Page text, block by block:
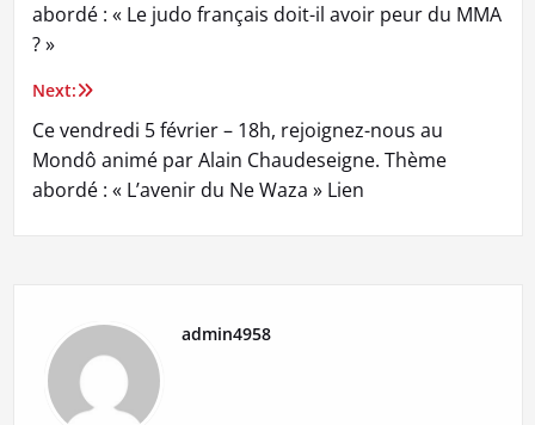
l’article
abordé : « Le judo français doit-il avoir peur du MMA
? »
Next:
Ce vendredi 5 février – 18h, rejoignez-nous au
Mondô animé par Alain Chaudeseigne. Thème
abordé : « L’avenir du Ne Waza » Lien
admin4958